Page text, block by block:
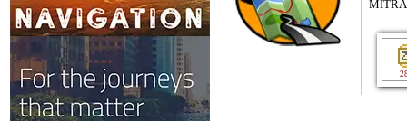
MITRA